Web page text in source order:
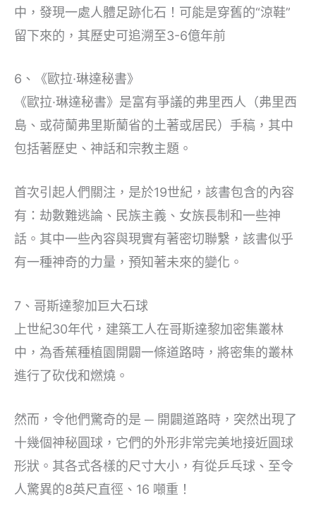
中，發現一處人體足跡化石！可能是穿舊的“涼鞋”
留下來的，其歷史可追溯至3-6億年前
6、《歐拉·琳達秘書》
《歐拉·琳達秘書》是富有爭議的弗里西人（弗里西
島、或荷蘭弗里斯蘭省的土著或居民）手稿，其中
包括著歷史、神話和宗教主題。
首次引起人們關注，是於19世紀，該書包含的內容
有：劫數難逃論、民族主義、女族長制和一些神
話。其中一些內容與現實有著密切聯繫，該書似乎
有一種神奇的力量，預知著未來的變化。
7、哥斯達黎加巨大石球
上世紀30年代，建築工人在哥斯達黎加密集叢林
中，為香蕉種植園開闢一條道路時，將密集的叢林
進行了砍伐和燃燒。
然而，令他們驚奇的是 ─ 開闢道路時，突然出現了
十幾個神秘圓球，它們的外形非常完美地接近圓球
形狀。其各式各樣的尺寸大小，有從乒乓球、至令
人驚異的8英尺直徑、16 噸重！